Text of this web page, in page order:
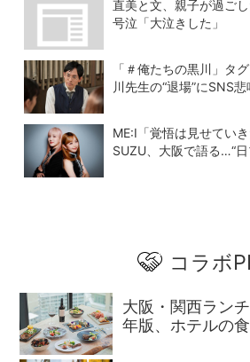
直美と文、親子が過ご
号泣「大泣きした」
「＃俺たちの黒川」タ
川先生の“退場”にSNS
ME:I「覚悟は見せてい
SUZU、大阪で語る…“
コラボ
大阪・関西ラン
年版、ホテルの